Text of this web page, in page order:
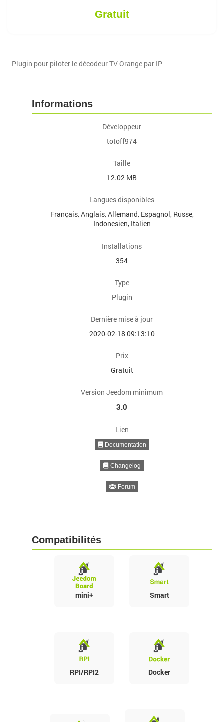
Gratuit
Plugin pour piloter le décodeur TV Orange par IP
Informations
Développeur
totoff974
Taille
12.02 MB
Langues disponibles
Français, Anglais, Allemand, Espagnol, Russe,
Indonesien, Italien
Installations
354
Type
Plugin
Dernière mise à jour
2020-02-18 09:13:10
Prix
Gratuit
Version Jeedom minimum
3.0
Lien
Documentation
Changelog
Forum
Compatibilités
mini+ Smart
RPI/RPI2 Docker